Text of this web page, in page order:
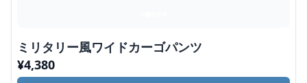
ミリタリー風ワイドカーゴパンツ
¥4,380